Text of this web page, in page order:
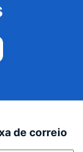
de correio